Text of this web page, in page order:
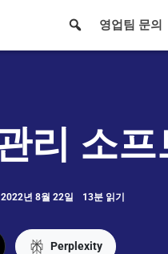
영업팀 문의
리 소
년 8월 22일 13분 읽기
Perplexity